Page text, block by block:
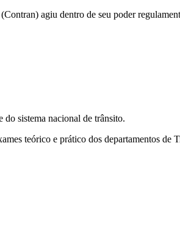
agiu dentro de seu poder
do sistema nacional de trânsito.
teórico e prático dos departamentos de